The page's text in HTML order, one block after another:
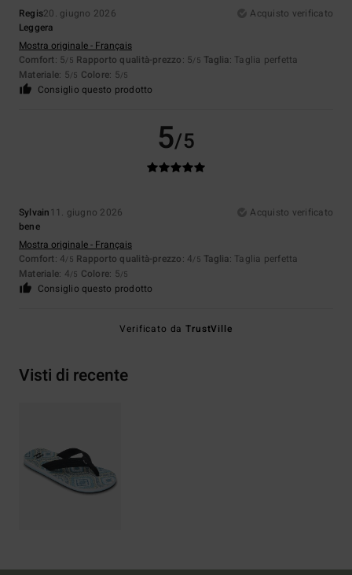
Regis20. giugno 2026
Acquisto verificato
Leggera
Mostra originale - Français
Comfort: 5/5 Rapporto qualità-prezzo: 5/5 Taglia: Taglia perfetta
Materiale: 5/5 Colore: 5/5
Consiglio questo prodotto
5/5
Sylvain 11. giugno 2026
Acquisto verificato
bene
Mostra originale - Français
Comfort: 4/5 Rapporto qualità-prezzo: 4/5 Taglia: Taglia perfetta
Materiale: 4/5 Colore: 5/5
Consiglio questo prodotto
Verificato daTrustVille
Visti di recente